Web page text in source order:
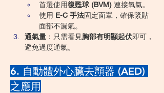
首選使用復甦球 (BVM) 連接氧氣。
使用 E-C 手法固定面罩，確保緊貼
面部不漏氣。
通氣量 ：只需看見胸部有明顯起伏即可，
避免過度通氣。
6. 自動體外心臟去顫器 (AED)
之應用